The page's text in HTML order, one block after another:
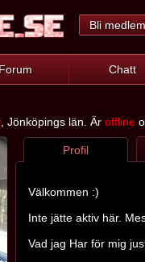
Bli
Forum Chatt
, Jönköpings län. Är offline
Profil
Välkommen :)
Inte jätte aktiv här.
Vad jag Har för mig